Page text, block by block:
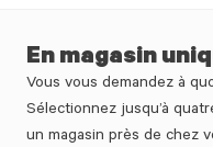
En magasin
Vous vous demandez à
Sélectionnez jusqu’à
un magasin près de chez